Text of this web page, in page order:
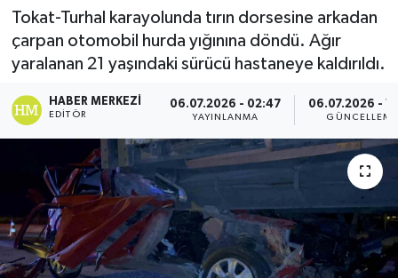
Tokat-Turhal karayolunda tırın dorsesine arkadan
çarpan otomobil hurda yığınına döndü. Ağır
yaralanan 21 yaşındaki sürücü hastaneye kaldırıldı.
HABER MERKEZI
EDITÖR
06.07.2026 - 02:47
YAYINLANMA
06.07.2026 -
GÜNCELLEME
Gündem
Magazin
Politika
Sağlık
Spor
Teknoloji
Süper Lig Puan Durumu ve Fikstür
Tüm Manşetler
Son Dakika Haberleri
Haber Arşivi